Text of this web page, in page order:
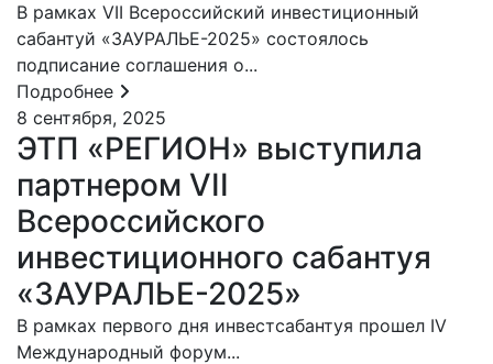
В рамках VII Всероссийский инвестиционный
сабантуй «ЗАУРАЛЬЕ-2025» состоялось
подписание соглашения о...
Подробнее
8 сентября, 2025
ЭТП «РЕГИОН» выступила
партнером VII
Всероссийского
инвестиционного сабантуя
«ЗАУРАЛЬЕ-2025»
В рамках первого дня инвестсабантуя прошел IV
Международный форум...